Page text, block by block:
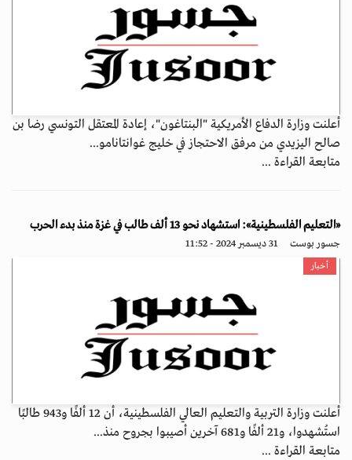
أعلنت وزارة الدفاع الأمريكية "البنتاغون"، إعادة المعتقل التونسي رضا بن
صالح اليزيدي من مرفق الاحتجاز في خليج غوانتانامو...
متابعة القراءة ...
«التعليم الفلسطينية»: استشهاد نحو 13 ألف طالب في غزة منذ بدء الحرب
جسور بوست 31 ديسمبر 2024 - 11:52
أخبار
أعلنت وزارة التربية والتعليم العالي الفلسطينية، أن 12 ألفًا و943 طالبًا
استُشهدوا، و21 ألفًا و681 آخرين أصيبوا بجروح منذ...
متابعة القراءة ...